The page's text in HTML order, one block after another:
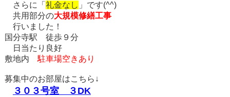
さらに「 礼金なし 」です(^^)
共用部分の大規模修繕工事
行いました！
国分寺駅 徒歩９分
日当たり良好
敷地内 駐車場空きあり
募集中のお部屋はこちら↓
３０３号室 ３DK